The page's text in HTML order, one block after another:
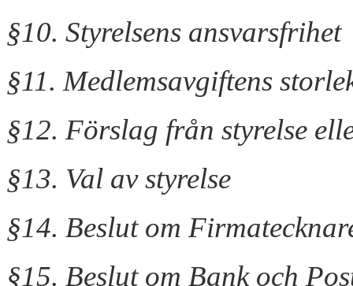
§10. Styrelsens ansvarsfrihet
§11. Medlemsavgiftens
§12. Förslag från styrelse
§13. Val av styrelse
§14. Beslut om
§15. Beslut om Bank och